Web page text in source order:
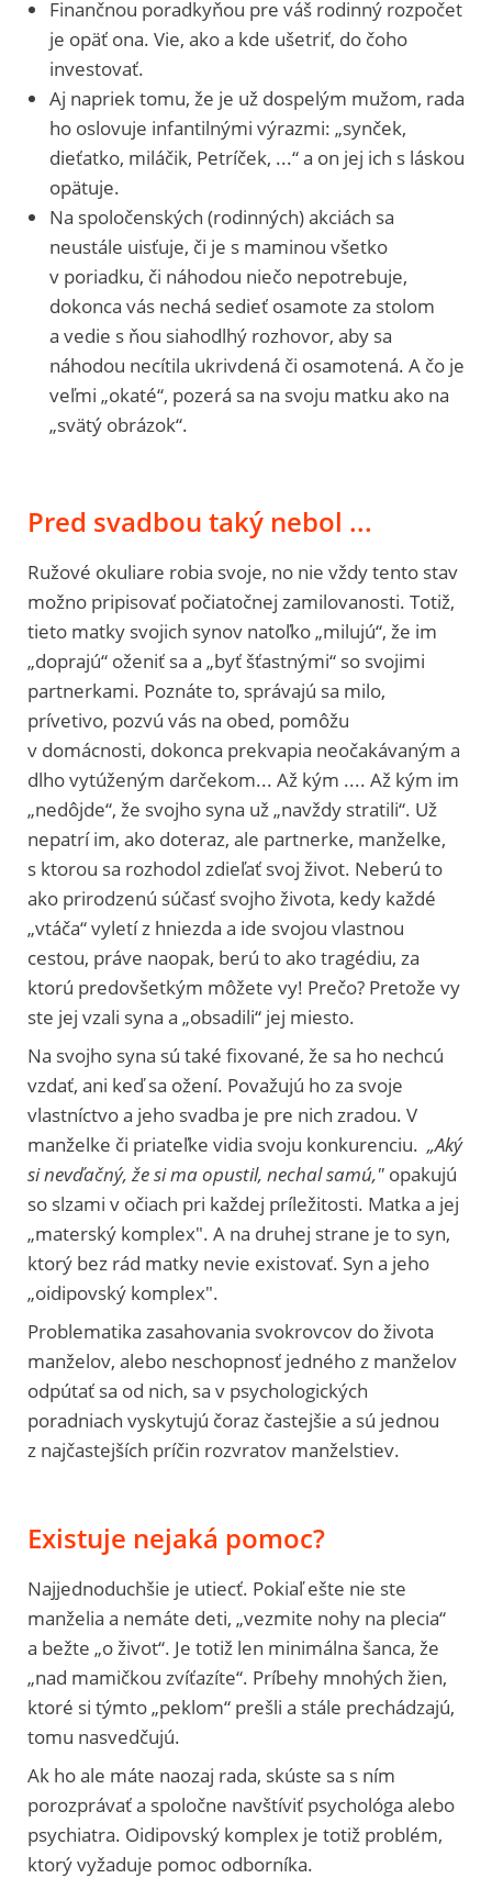
Finančnou poradkyňou pre váš rodinný rozpočet
je opäť ona. Vie, ako a kde ušetriť, do čoho
investovať.
Aj napriek tomu, že je už dospelým mužom, rada
ho oslovuje infantilnými výrazmi: „synček,
dieťatko, miláčik, Petríček, ...“ a on jej ich s láskou
opätuje.
Na spoločenských (rodinných) akciách sa
neustále uisťuje, či je s maminou všetko
v poriadku, či náhodou niečo nepotrebuje,
dokonca vás nechá sedieť osamote za stolom
a vedie s ňou siahodlhý rozhovor, aby sa
náhodou necítila ukrivdená či osamotená. A čo je
veľmi „okaté“, pozerá sa na svoju matku ako na
„svätý obrázok“.
Pred svadbou taký nebol ...
Ružové okuliare robia svoje, no nie vždy tento stav
možno pripisovať počiatočnej zamilovanosti. Totiž,
tieto matky svojich synov natoľko „milujú“, že im
„doprajú“ oženiť sa a „byť šťastnými“ so svojimi
partnerkami. Poznáte to, správajú sa milo,
prívetivo, pozvú vás na obed, pomôžu
v domácnosti, dokonca prekvapia neočakávaným a
dlho vytúženým darčekom... Až kým .... Až kým im
„nedôjde“, že svojho syna už „navždy stratili“. Už
nepatrí im, ako doteraz, ale partnerke, manželke,
s ktorou sa rozhodol zdieľať svoj život. Neberú to
ako prirodzenú súčasť svojho života, kedy každé
„vtáča“ vyletí z hniezda a ide svojou vlastnou
cestou, práve naopak, berú to ako tragédiu, za
ktorú predovšetkým môžete vy! Prečo? Pretože vy
ste jej vzali syna a „obsadili“ jej miesto.
Na svojho syna sú také fixované, že sa ho nechcú
vzdať, ani keď sa ožení. Považujú ho za svoje
vlastníctvo a jeho svadba je pre nich zradou. V
manželke či priateľke vidia svoju konkurenciu. „Aký
si nevďačný, že si ma opustil, nechal samú," opakujú
so slzami v očiach pri každej príležitosti. Matka a jej
„materský komplex". A na druhej strane je to syn,
ktorý bez rád matky nevie existovať. Syn a jeho
„oidipovský komplex".
Problematika zasahovania svokrovcov do života
manželov, alebo neschopnosť jedného z manželov
odpútať sa od nich, sa v psychologických
poradniach vyskytujú čoraz častejšie a sú jednou
z najčastejších príčin rozvratov manželstiev.
Existuje nejaká pomoc?
Najjednoduchšie je utiecť. Pokiaľ ešte nie ste
manželia a nemáte deti, „vezmite nohy na plecia“
a bežte „o život“. Je totiž len minimálna šanca, že
„nad mamičkou zvíťazíte“. Príbehy mnohých žien,
ktoré si týmto „peklom“ prešli a stále prechádzajú,
tomu nasvedčujú.
Ak ho ale máte naozaj rada, skúste sa s ním
porozprávať a spoločne navštíviť psychológa alebo
psychiatra. Oidipovský komplex je totiž problém,
ktorý vyžaduje pomoc odborníka.